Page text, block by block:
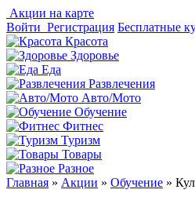
Акции на карте
Войти Регистрация Бесплатные
Красота
Здоровье
Еда
Развлечения
Авто/Мото
Обучение
Фитнес
Туризм
Товары
Разное
Главная » Акции » Обучение »